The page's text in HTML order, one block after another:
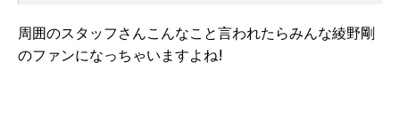
周囲のスタッフさんこんなこと言われたらみんな綾野剛
のファンになっちゃいますよね!